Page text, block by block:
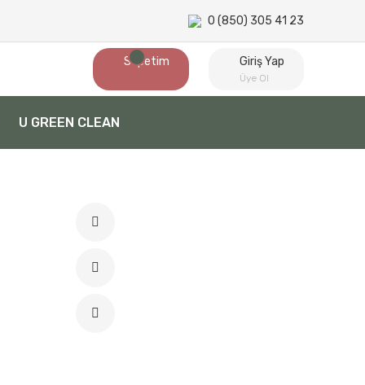
0 (850) 305 41 23
Sepetim Giriş Yap
Üye Ol
U GREEN CLEAN